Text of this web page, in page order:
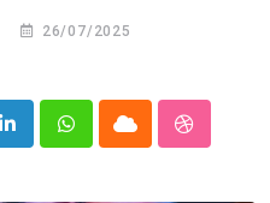
26/07/2025
LinkedInWhatsappCloud